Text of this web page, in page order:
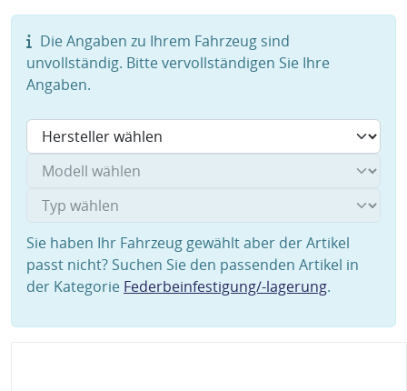
Die Angaben zu Ihrem Fahrzeug sind
unvollständig. Bitte vervollständigen Sie Ihre
Angaben.
Sie haben Ihr Fahrzeug gewählt aber der Artikel
passt nicht? Suchen Sie den passenden Artikel in
der Kategorie Federbeinfestigung/-lagerung.